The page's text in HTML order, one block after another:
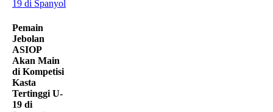
Pemain
Jebolan
ASIOP
Akan Main
di Kompetisi
Kasta
Tertinggi U-
19 di